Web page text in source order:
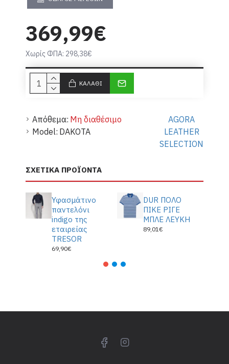
Απόθεμα: Μη διαθέσιμο
Model: DAKOTA
AGORA
LEATHER
SELECTION
369,99€
Χωρίς ΦΠΑ: 298,38€
ΚΑΛΆΘΙ
ΣΧΕΤΙΚΆ ΠΡΟΪΌΝΤΑ
Υφασμάτινο
παντελόνι
indigo της
εταιρείας
TRESOR
69,90€
DUR ΠΟΛΟ
ΠΙΚΕ ΡΙΓΕ
ΜΠΛΕ ΛΕΥΚΗ
89,01€